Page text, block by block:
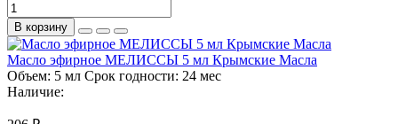
В корзину
Масло эфирное МЕЛИССЫ 5 мл Крымские Масла
Объем: 5 мл Срок годности: 24 мес
Наличие: